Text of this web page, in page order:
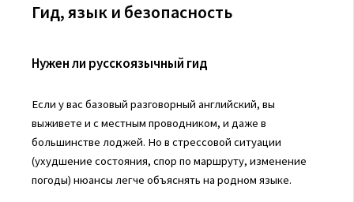
Гид, язык и безопасность
Нужен ли русскоязычный гид
Если у вас базовый разговорный английский, вы
выживете и с местным проводником, и даже в
большинстве лоджей. Но в стрессовой ситуации
(ухудшение состояния, спор по маршруту, изменение
погоды) нюансы легче объяснять на родном языке.